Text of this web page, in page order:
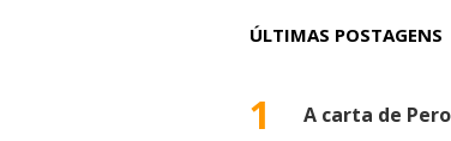
ÚLTIMAS POSTAGENS
1 A carta de